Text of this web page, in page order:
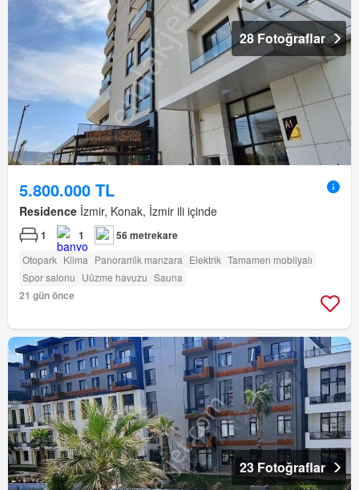
28 Fotoğraflar
5.800.000 TL
Residence İzmir, Konak, İzmir ili içinde
1 1 56 metrekare
Otopark Klima Panorami̇k manzara Elektrik Tamamen mobilyalı
Spor salonu Uüzme havuzu Sauna
21 gün önce
23 Fotoğraflar